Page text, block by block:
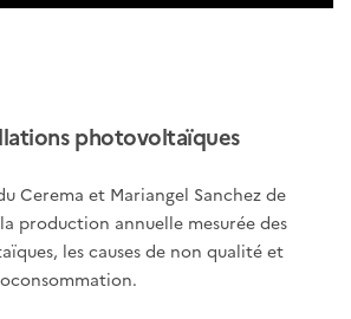
photovoltaïques
Cerema et Mariangel Sanchez de
production annuelle mesurée des
les causes de non qualité et